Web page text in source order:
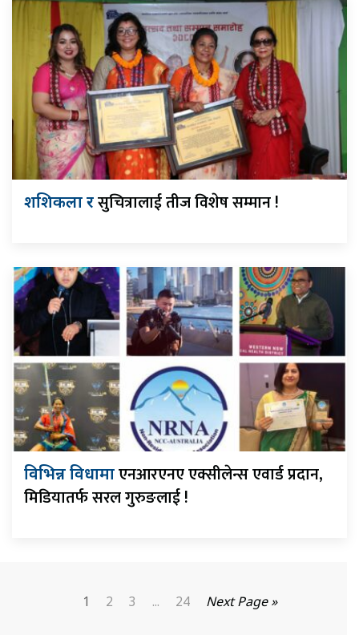
शशिकला रसुचित्रालाई तीज विशेष सम्मान !
विभिन्न विधामाएनआरएनए एक्सीलेन्स एवार्ड प्रदान,
मिडियातर्फ सरल गुरुङलाई !
1 2 3 ... 24 Next Page »